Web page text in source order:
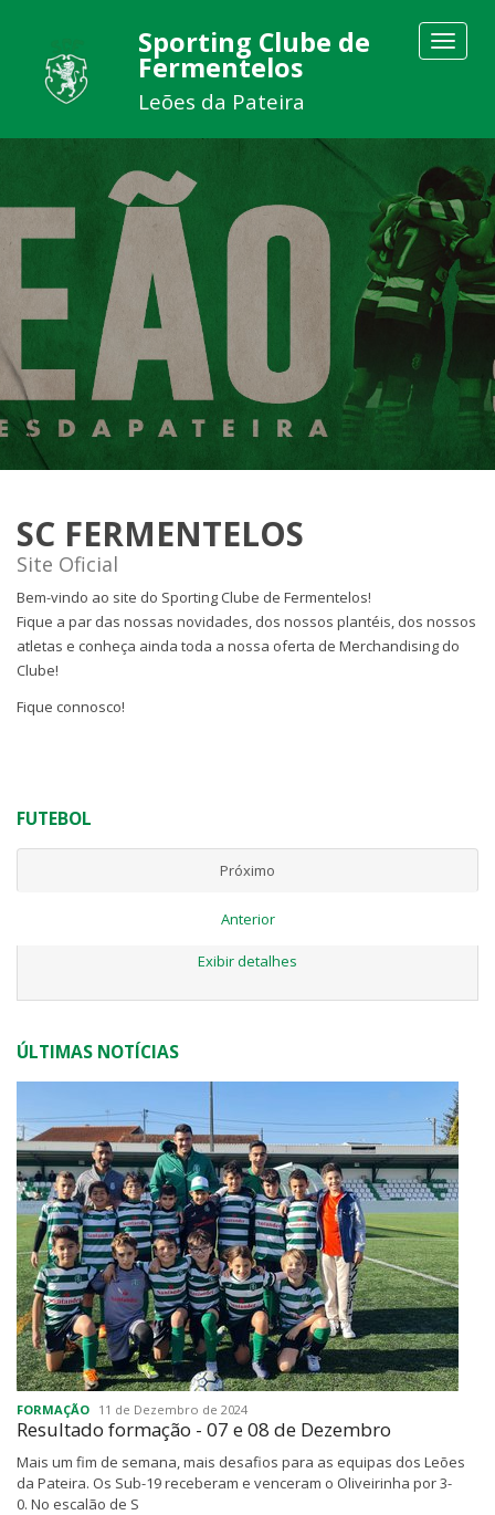
Toggle
Sporting Clube de
Fermentelos
Leões da Pateira
SC FERMENTELOS
Site Oficial
Bem-vindo ao site do Sporting Clube de Fermentelos!
Fique a par das nossas novidades, dos nossos plantéis, dos nossos
atletas e conheça ainda toda a nossa oferta de Merchandising do
Clube!
Fique connosco!
FUTEBOL
Próximo
Anterior
Exibir detalhes
ÚLTIMAS NOTÍCIAS
FORMAÇÃO 11 de Dezembro de 2024
Resultado formação - 07 e 08 de Dezembro
Mais um fim de semana, mais desafios para as equipas dos Leões
da Pateira. Os Sub-19 receberam e venceram o Oliveirinha por 3-
0. No escalão de S